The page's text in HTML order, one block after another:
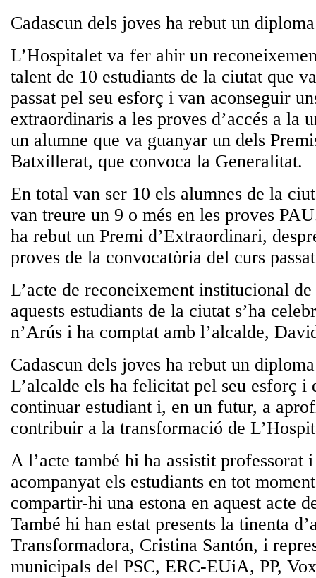
Cadascun dels joves ha rebut un
L’Hospitalet va fer ahir un
talent de 10 estudiants de la ciutat que
passat pel seu esforç i van aconseguir
extraordinaris a les proves d’accés a la
un alumne que va guanyar un dels
Batxillerat, que convoca la Generalitat.
En total van ser 10 els alumnes de la
van treure un 9 o més en les proves
ha rebut un Premi d’Extraordinari,
proves de la convocatòria del curs
L’acte de reconeixement institucional
aquests estudiants de la ciutat s’ha
n’Arús i ha comptat amb l’alcalde,
Cadascun dels joves ha rebut un
L’alcalde els ha felicitat pel seu esforç i
continuar estudiant i, en un futur, a
contribuir a la transformació de
A l’acte també hi ha assistit professorat
acompanyat els estudiants en tot
compartir-hi una estona en aquest acte
També hi han estat presents la tinenta
Transformadora, Cristina Santón, i
municipals del PSC, ERC-EUiA, PP,